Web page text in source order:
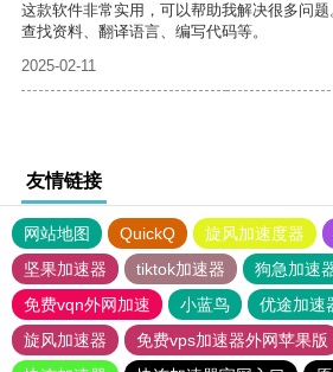
这款软件非常实用，可以帮助我解决很多问
查找资料、翻译语言、编写代码等。
2025-02-11
友情链接
网站地图 QuickQ 旋风加速度器
坚果加速器
tiktok加速器
狗急加速
免费vqn外网加速
小蓝鸟 优途加速
旋风加速器
免费vps加速器外网苹果版